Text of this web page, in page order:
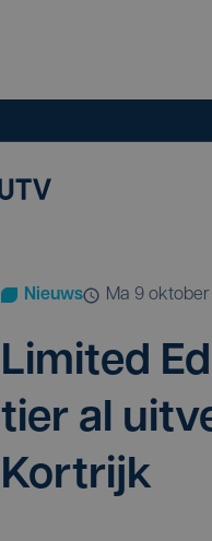
Nieuws ma 9
Limi­ted
tier al
Kortrijk